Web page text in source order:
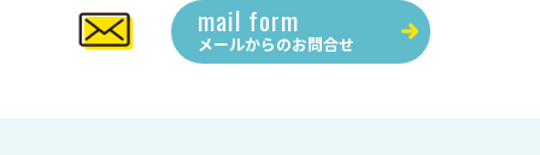
mail form
メールからのお問合せ